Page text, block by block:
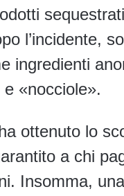
l’incidente,
ingredienti
«nocciole».
ottenuto lo
a chi
Insomma,